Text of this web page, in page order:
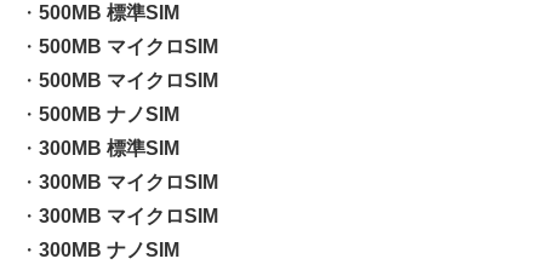
・ 500MB 標準SIM
・ 500MB マイクロSIM
・ 500MB マイクロSIM
・ 500MB ナノSIM
・ 300MB 標準SIM
・ 300MB マイクロSIM
・ 300MB マイクロSIM
・ 300MB ナノSIM